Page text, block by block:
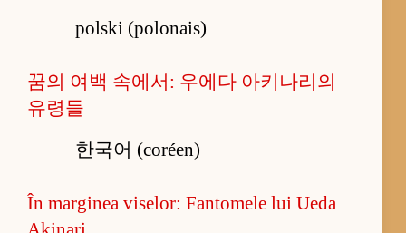
polski (polonais)
꿈의 여백 속에서: 우에다 아키나리의
유령들
한국어 (coréen)
În marginea viselor: Fantomele lui Ueda